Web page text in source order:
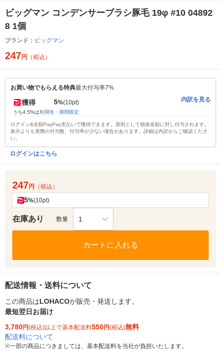
ビッグマン コンデンサーブラシ豚毛 19φ #10 04892
8 1個
ブランド： ビッグマン
247円 （税込）
お買い物でもらえる特典最大付与率7%
獲得 5%(10pt)
うち4.5%は利用先・期間限定
内訳を見る
ログイン&全額PayPay支払いで獲得できます。原則として税抜金額に対し付与されます。
表示よりも実際の付与数、付与率が少ない場合があります。詳細は内訳からご確認くださ
い。
ログインはこちら
247円 （税込）
5%(10pt)
在庫あり 数量 1
カートに入れる
配送情報・送料について
この商品はLOHACOが販売・発送します。
最短翌日お届け
3,780円(税込)以上で基本配送料550円(税込)無料
配送料について
※一部の商品につきましては、基本配送料を当社が負担いたします。